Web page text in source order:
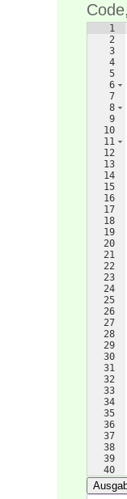
1
2
3
4
5
6
7
8
9
10
11
12
13
14
15
16
17
18
19
20
21
22
23
24
25
26
27
28
29
30
31
32
33
34
35
36
37
38
39
40
41